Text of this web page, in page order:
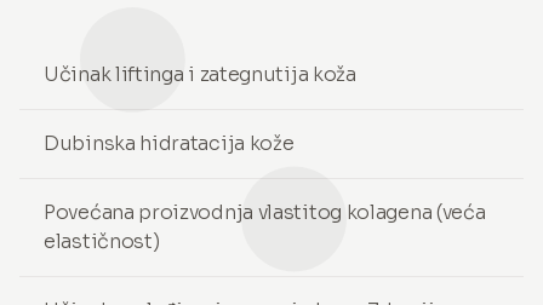
Učinak liftinga i zategnutija koža
Dubinska hidratacija kože
Povećana proizvodnja vlastitog kolagena (veća
elastičnost)